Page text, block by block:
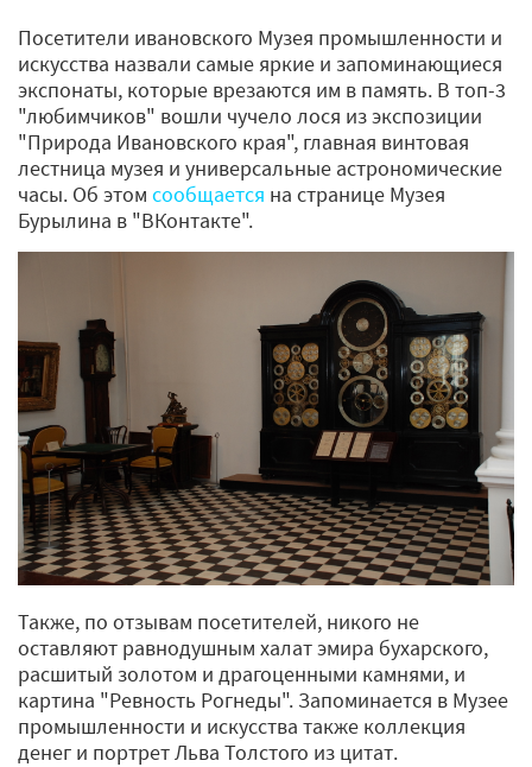
Посетители ивановского Музея промышленности и
искусства назвали самые яркие и запоминающиеся
экспонаты, которые врезаются им в память. В топ-3
"любимчиков" вошли чучело лося из экспозиции
"Природа Ивановского края", главная винтовая
лестница музея и универсальные астрономические
часы. Об этом сообщается на странице Музея
Бурылина в "ВКонтакте".
Также, по отзывам посетителей, никого не
оставляют равнодушным халат эмира бухарского,
расшитый золотом и драгоценными камнями, и
картина "Ревность Рогнеды". Запоминается в Музее
промышленности и искусства также коллекция
денег и портрет Льва Толстого из цитат.